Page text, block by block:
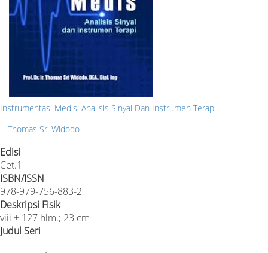
Instrumentasi Medis: Analisis Sinyal Dan Instrumen Terapi
Thomas Sri Widodo
Edisi
Cet.1
ISBN/ISSN
978-979-756-883-2
Deskripsi Fisik
viii + 127 hlm.; 23 cm
Judul Seri
-